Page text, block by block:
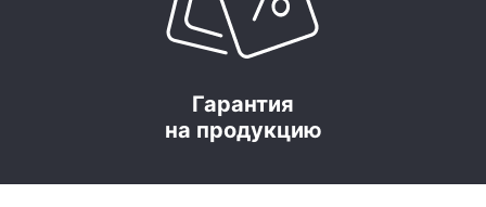
Гарантия
на продукцию